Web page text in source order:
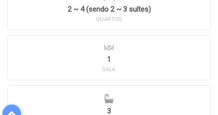
2 ~ 4 (sendo 2 ~ 3 suítes)
QUARTOS
1
SALA
3